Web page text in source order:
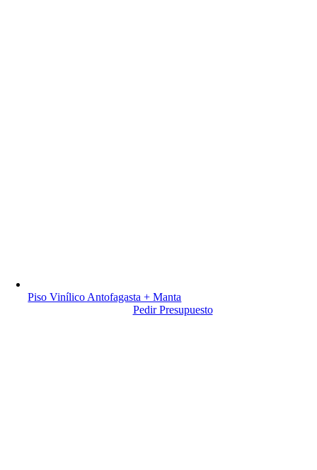
Piso Vinílico Antofagasta + Manta
Pedir Presupuesto